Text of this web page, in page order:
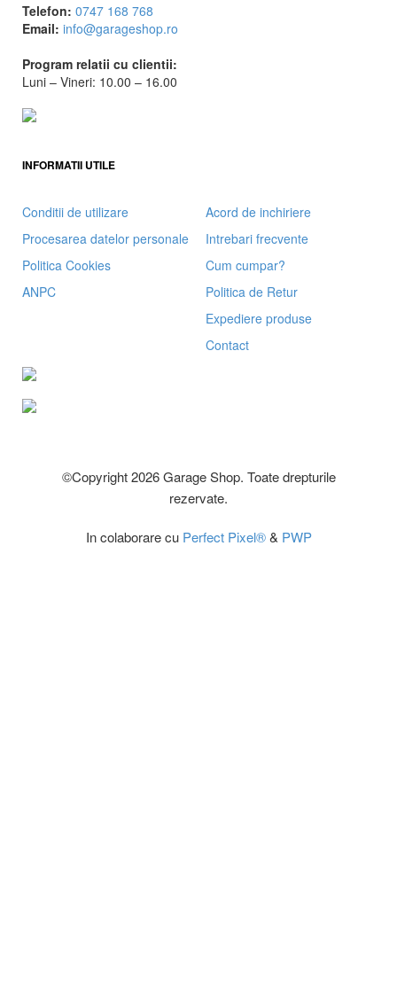
Telefon: 0747 168 768
Email: info@garageshop.ro
Program relatii cu clientii:
Luni – Vineri: 10.00 – 16.00
INFORMATII UTILE
Conditii de utilizare
Procesarea datelor personale
Politica Cookies
ANPC
Acord de inchiriere
Intrebari frecvente
Cum cumpar?
Politica de Retur
Expediere produse
Contact
©Copyright 2026 Garage Shop. Toate drepturile
rezervate.
In colaborare cu Perfect Pixel®& PWP